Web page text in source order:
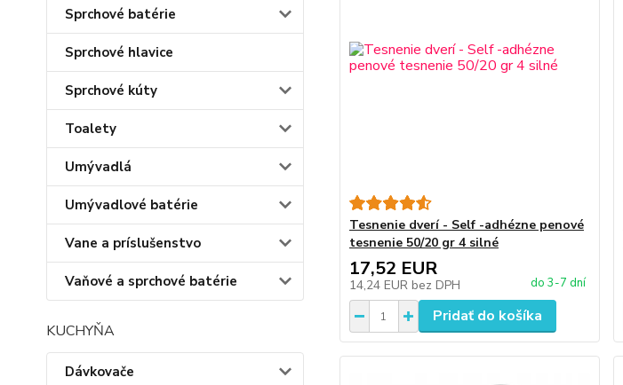
Sprchové batérie
Sprchové hlavice
Sprchové kúty
Toalety
Umývadlá
Umývadlové batérie
Vane a príslušenstvo
Vaňové a sprchové batérie
KUCHYŇA
Dávkovače
Tesnenie dverí - Self -adhézne penové
tesnenie 50/20 gr 4 silné
17,52 EUR
14,24 EUR bez DPH do 3-7 dní
Pridať do košíka